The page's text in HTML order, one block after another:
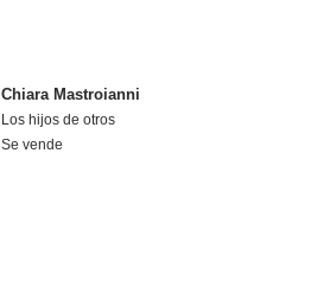
Chiara Mastroianni
Los hijos de otros
Se vende